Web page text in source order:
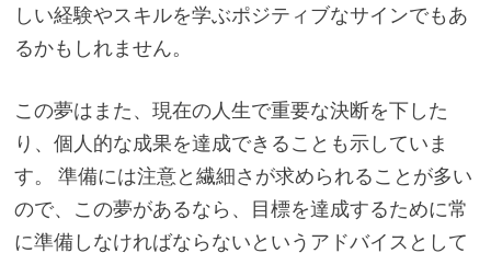
しい経験やスキルを学ぶポジティブなサインでもあ
るかもしれません。
この夢はまた、現在の人生で重要な決断を下した
り、個人的な成果を達成できることも示していま
す。 準備には注意と繊細さが求められることが多い
ので、この夢があるなら、目標を達成するために常
に準備しなければならないというアドバイスとして